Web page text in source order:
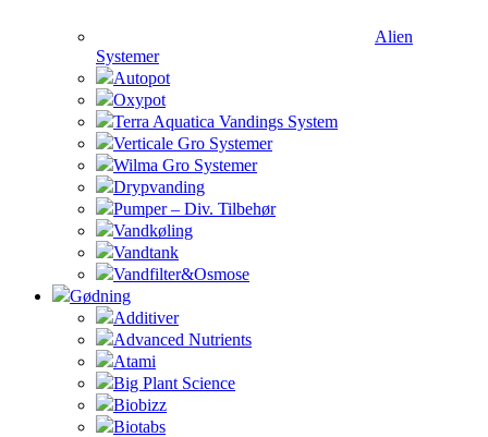
Alien
Systemer
Autopot
Oxypot
Terra Aquatica Vandings System
Verticale Gro Systemer
Wilma Gro Systemer
Drypvanding
Pumper – Div. Tilbehør
Vandkøling
Vandtank
Vandfilter&Osmose
Gødning
Additiver
Advanced Nutrients
Atami
Big Plant Science
Biobizz
Biotabs